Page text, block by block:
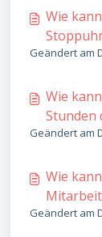
Wie
Geändert am
Wie
Stunden
lassen?
Geändert am
Wie
Geändert am